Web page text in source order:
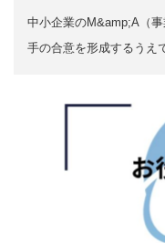
中小企業のM&amp;A（
手の合意を形成するうえ